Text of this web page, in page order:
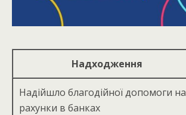
Надходження
Надійшло благодійної допомоги на
рахунки в банках